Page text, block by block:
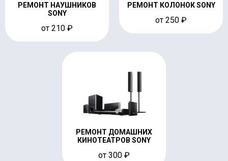
РЕМОНТ НАУШНИКОВ
SONY
от 210 ₽
РЕМОНТ КОЛОНОК SONY
от 250 ₽
РЕМОНТ ДОМАШНИХ
КИНОТЕАТРОВ SONY
от 300 ₽